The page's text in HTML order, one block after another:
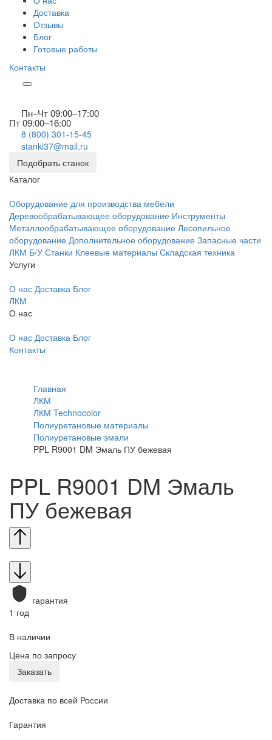
Доставка
Отзывы
Блог
Готовые работы
Контакты
Пн–Чт 09:00–17:00
Пт 09:00–16:00
8 (800) 301-15-45
stanki37@mail.ru
Подобрать станок
Каталог
Оборудование для производства мебели
Деревообрабатывающее оборудование Инструменты
Металлообрабатывающее оборудование Лесопильное
оборудование Дополнительное оборудование Запасные части
ЛКМ Б/У Станки Клеевые материалы Складская техника
Услуги
О нас Доставка Блог
ЛКМ
О нас
О нас Доставка Блог
Контакты
Главная
ЛКМ
ЛКМ Technocolor
Полиуретановые материалы
Полиуретановые эмали
PPL R9001 DM Эмаль ПУ бежевая
PPL R9001 DM Эмаль
ПУ бежевая
гарантия
1 год
В наличии
Цена по запросу
Заказать
Доставка по всей России
Гарантия